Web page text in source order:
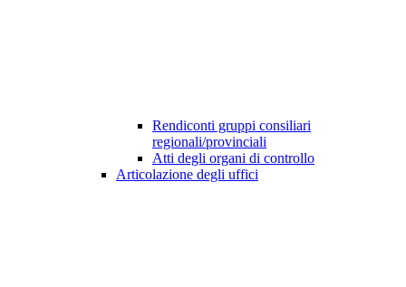
Rendiconti gruppi consiliari
regionali/provinciali
Atti degli organi di controllo
Articolazione degli uffici